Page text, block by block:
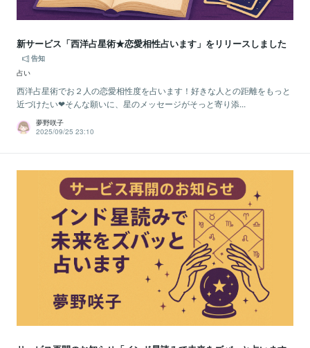
新サービス「西洋占星術★恋愛相性占います」をリリースしました
告知
占い
西洋占星術でお２人の恋愛相性度を占います！好きな人との距離をもっと
近づけたい❤そんな願いに、星のメッセージがそっと寄り添...
夢野咲子
2025/09/25 23:10